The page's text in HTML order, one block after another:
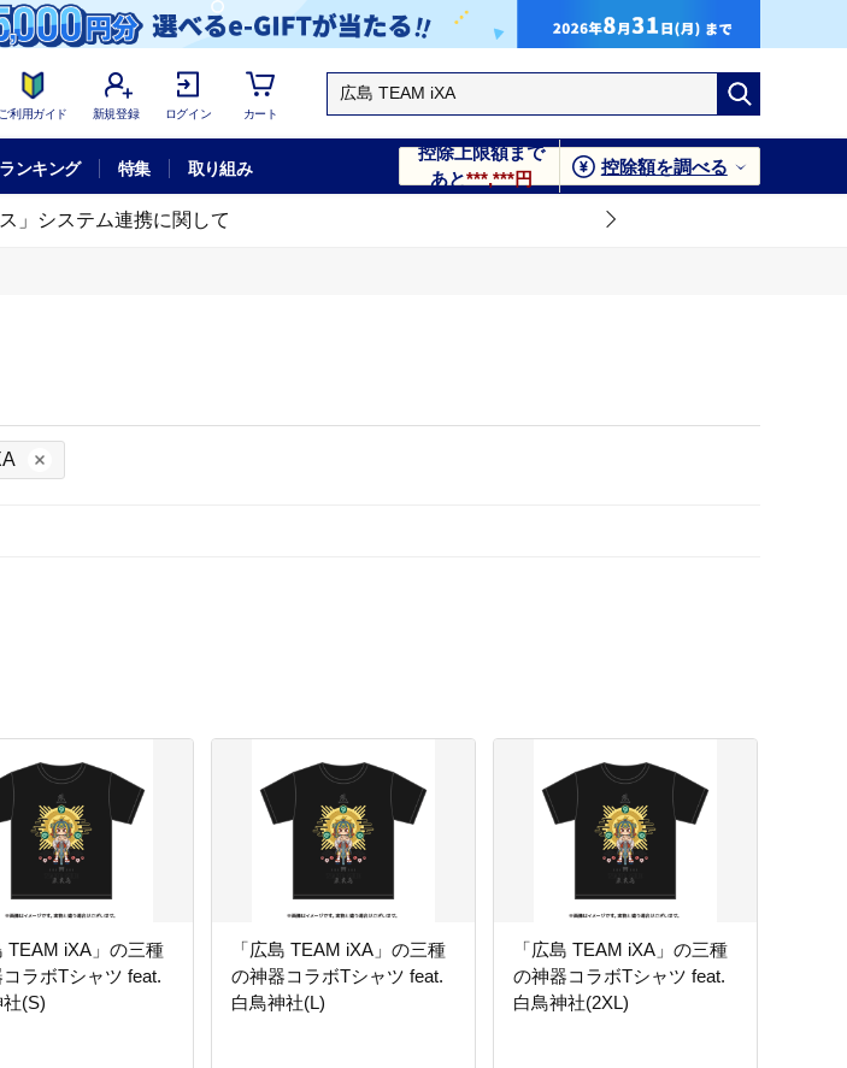
ご利用ガイド 新規登録 ログイン カート
ランキング 特集 取り組み
控除上限額まで
あと***,***円
控除額を調べる
」システム連携に関して
TEAM iXA」の三種
ラボTシャツ feat.
(S)
「広島 TEAM iXA」の三種
の神器コラボTシャツ feat.
白鳥神社(L)
「広島 TEAM iXA」の三種
の神器コラボTシャツ feat.
白鳥神社(2XL)